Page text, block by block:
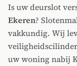
Is uw deurslot
Ekeren?
vakkundig. Wij
uw woning nabij